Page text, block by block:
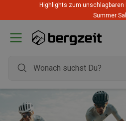
Highlights zum unschlagbaren
Summer